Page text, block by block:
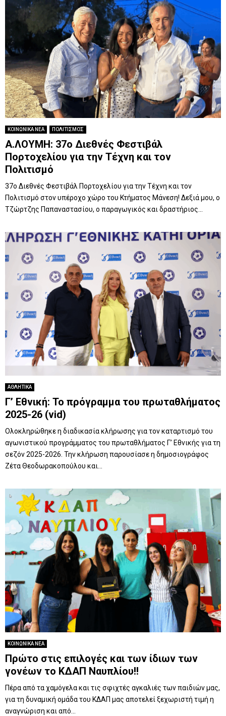
ΚΟΙΝΩΝΙΚΑ ΝΕΑ ΠΟΛΙΤΙΣΜΟΣ
A.ΛΟΥΜΗ: 37ο Διεθνές Φεστιβάλ
Πορτοχελίου για την Τέχνη και τον
Πολιτισμό
37ο Διεθνές Φεστιβάλ Πορτοχελίου για την Τέχνη και τον
Πολιτισμό στον υπέροχο χώρο του Κτήματος Μάνεση! Δεξιά μου, ο
Τζώρτζης Παπαναστασίου, ο παραγωγικός και δραστήριος...
ΑΘΛΗΤΙΚΑ
Γ’ Εθνική: Το πρόγραμμα του πρωταθλήματος
2025-26 (vid)
Ολοκληρώθηκε η διαδικασία κλήρωσης για τον καταρτισμό του
αγωνιστικού προγράμματος του πρωταθλήματος Γ’ Εθνικής για τη
σεζόν 2025-2026. Την κλήρωση παρουσίασε η δημοσιογράφος
Ζέτα Θεοδωρακοπούλου και...
ΚΟΙΝΩΝΙΚΑ ΝΕΑ
Πρώτο στις επιλογές και των ίδιων των
γονέων το ΚΔΑΠ Ναυπλίου!!
Πέρα από τα χαμόγελα και τις σφιχτές αγκαλιές των παιδιών μας,
για τη δυναμική ομάδα του ΚΔΑΠ μας αποτελεί ξεχωριστή τιμή η
αναγνώριση και από...